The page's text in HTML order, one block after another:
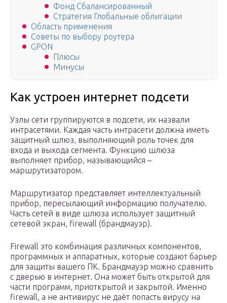
Фонд Сбалансированный
Стратегия Глобальные облигации
Область применения
Советы по выбору роутера
GPON
Плюсы
Минусы
Как устроен интернет подсети
Узлы сети группируются в подсети, их назвали
интрасетями. Каждая часть интрасети должна иметь
защитный шлюз, выполняющий роль точек для
входа и выхода сегмента. Функцию шлюза
выполняет прибор, называющийся –
маршрутизатором.
Маршрутизатор представляет интеллектуальный
прибор, пересылающий информацию получателю.
Часть сетей в виде шлюза использует защитный
сетевой экран, firewall (брандмауэр).
Firewall это комбинация различных компонентов,
программных и аппаратных, которые создают барьер
для защиты вашего ПК. Брандмауэр можно сравнить
с дверью в интернет. Она может быть открытой для
части программ, приоткрытой и закрытой. Именно
firewall, а не антивирус не даёт попасть вирусу на